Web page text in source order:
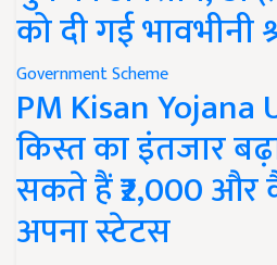
को दी गई भावभीनी
Government Scheme
PM Kisan Yojana
किस्त का इंतजार
सकते हैं ₹2,000
अपना स्टेटस